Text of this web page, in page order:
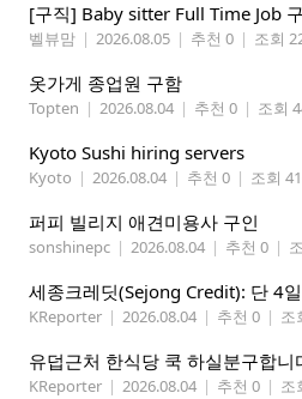
[구직] Baby sitter Full Time Job
벨뷰맘 | 2026.08.05 | 추천 0 | 조회
옷가게 종업원 구함
Topten | 2026.08.04 | 추천 0 | 조회
Kyoto Sushi hiring servers
Kyoto | 2026.08.04 | 추천 0 | 조회
퍼피 빌리지 애견미용사 구인
sonshinepc | 2026.08.04 | 추천 0 |
세종크레딧(Sejong Credit): 단 4
KReporter | 2026.08.04 | 추천 0 | 조
유덥근처 한식당 쿡 하실분구합니
KReporter | 2026.08.04 | 추천 0 | 조